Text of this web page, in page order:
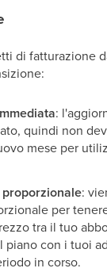
di fatturazione
:
quindi non
mese per
:
per
tra il tuo
piano con i tuoi
in corso.